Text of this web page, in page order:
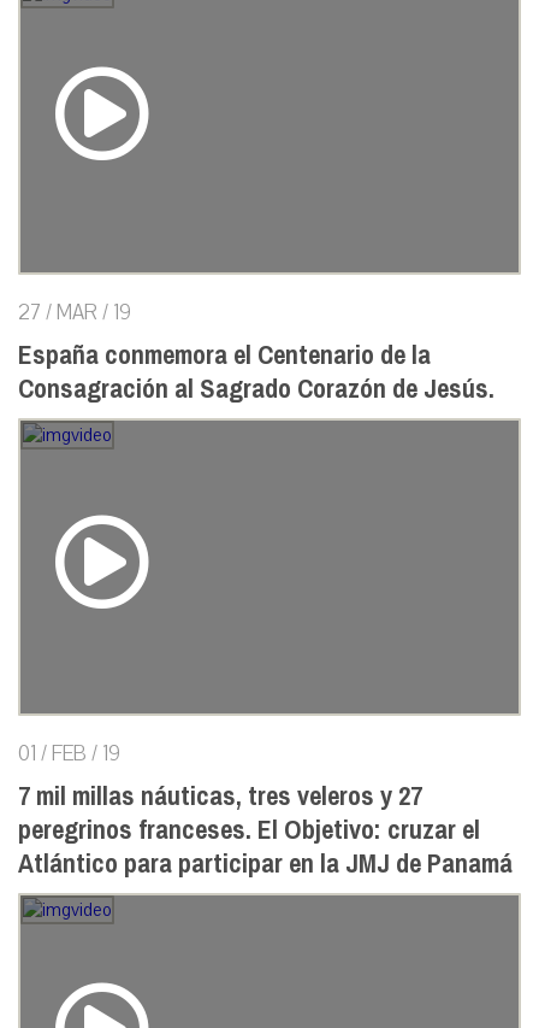
27 / MAR / 19
España conmemora el Centenario de la
Consagración al Sagrado Corazón de Jesús.
01 / FEB / 19
7 mil millas náuticas, tres veleros y 27
peregrinos franceses. El Objetivo: cruzar el
Atlántico para participar en la JMJ de Panamá